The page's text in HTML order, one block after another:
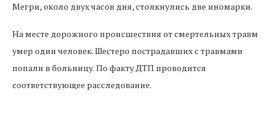
Мегри, около двух часов дня, столкнулись две иномарки.
На месте дорожного происшествия от смертельных травм
умер один человек. Шестеро пострадавших с травмами
попали в больницу. По факту ДТП проводится
соответствующее расследование.